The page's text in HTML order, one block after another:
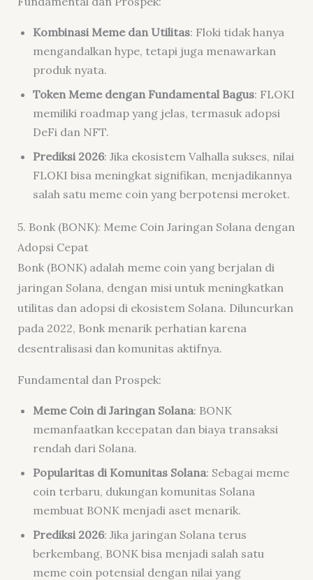
Kombinasi Meme dan Utilitas: Floki tidak hanya
mengandalkan hype, tetapi juga menawarkan
produk nyata.
Token Meme dengan Fundamental Bagus: FLOKI
memiliki roadmap yang jelas, termasuk adopsi
DeFi dan NFT.
Prediksi 2026: Jika ekosistem Valhalla sukses, nilai
FLOKI bisa meningkat signifikan, menjadikannya
salah satu meme coin yang berpotensi meroket.
5. Bonk (BONK): Meme Coin Jaringan Solana dengan
Adopsi Cepat
Bonk (BONK) adalah meme coin yang berjalan di
jaringan Solana, dengan misi untuk meningkatkan
utilitas dan adopsi di ekosistem Solana. Diluncurkan
pada 2022, Bonk menarik perhatian karena
desentralisasi dan komunitas aktifnya.
Fundamental dan Prospek:
Meme Coin di Jaringan Solana: BONK
memanfaatkan kecepatan dan biaya transaksi
rendah dari Solana.
Popularitas di Komunitas Solana: Sebagai meme
coin terbaru, dukungan komunitas Solana
membuat BONK menjadi aset menarik.
Prediksi 2026: Jika jaringan Solana terus
berkembang, BONK bisa menjadi salah satu
meme coin potensial dengan nilai yang